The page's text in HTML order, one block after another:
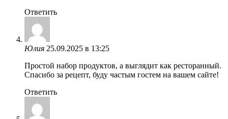
Ответить
Юлия 25.09.2025 в 13:25
Простой набор продуктов, а выглядит как ресторанный.
Спасибо за рецепт, буду частым гостем на вашем сайте!
Ответить